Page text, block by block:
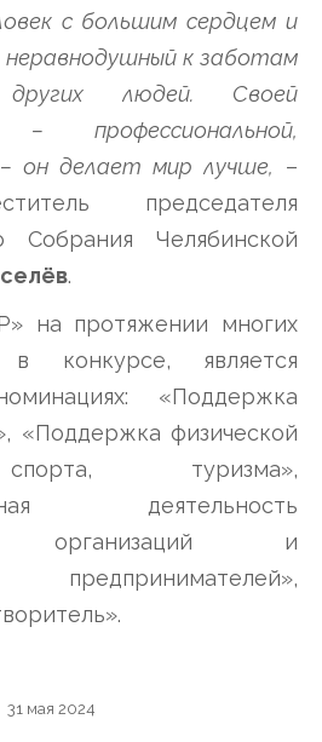
с большим сердцем и
к заботам
людей. Своей
– профессиональной,
– он делает мир лучше, –
председателя
Собрания Челябинской
.
на протяжении многих
конкурсе, является
«Поддержка
«Поддержка физической
туризма»,
деятельность
организаций и
предпринимателей»,
31 мая 2024